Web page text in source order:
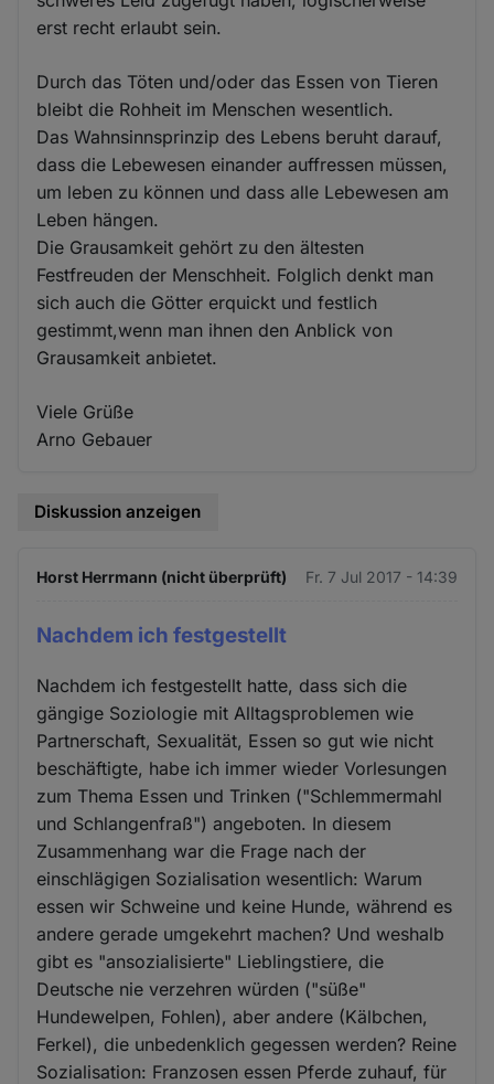
erst recht erlaubt sein.
Durch das Töten und/oder das Essen von Tieren
bleibt die Rohheit im Menschen wesentlich.
Das Wahnsinnsprinzip des Lebens beruht darauf,
dass die Lebewesen einander auffressen müssen,
um leben zu können und dass alle Lebewesen am
Leben hängen.
Die Grausamkeit gehört zu den ältesten
Festfreuden der Menschheit. Folglich denkt man
sich auch die Götter erquickt und festlich
gestimmt,wenn man ihnen den Anblick von
Grausamkeit anbietet.
Viele Grüße
Arno Gebauer
Diskussion anzeigen
Horst Herrmann (nicht überprüft) Fr. 7 Jul 2017 - 14:39
Nachdem ich festgestellt
Nachdem ich festgestellt hatte, dass sich die
gängige Soziologie mit Alltagsproblemen wie
Partnerschaft, Sexualität, Essen so gut wie nicht
beschäftigte, habe ich immer wieder Vorlesungen
zum Thema Essen und Trinken ("Schlemmermahl
und Schlangenfraß") angeboten. In diesem
Zusammenhang war die Frage nach der
einschlägigen Sozialisation wesentlich: Warum
essen wir Schweine und keine Hunde, während es
andere gerade umgekehrt machen? Und weshalb
gibt es "ansozialisierte" Lieblingstiere, die
Deutsche nie verzehren würden ("süße"
Hundewelpen, Fohlen), aber andere (Kälbchen,
Ferkel), die unbedenklich gegessen werden? Reine
Sozialisation: Franzosen essen Pferde zuhauf, für